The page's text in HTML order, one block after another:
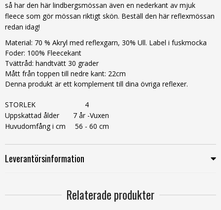
så har den här lindbergsmössan även en nederkant av mjuk
fleece som gör mössan riktigt skön. Beställ den här reflexmössan
redan idag!
Material: 70 % Akryl med reflexgarn, 30% Ull. Label i fuskmocka
Foder: 100% Fleecekant
Tvättråd: handtvätt 30 grader
Mått från toppen till nedre kant: 22cm
Denna produkt är ett komplement till dina övriga reflexer.
STORLEK
4
Uppskattad ålder
7 år -Vuxen
Huvudomfång i cm
56 - 60 cm
Leverantörsinformation
Relaterade produkter